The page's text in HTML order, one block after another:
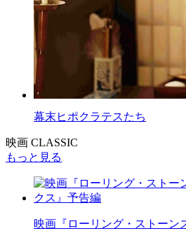
幕末ヒポクラテスたち
映画 CLASSIC
もっと見る
映画『ローリング・ストー